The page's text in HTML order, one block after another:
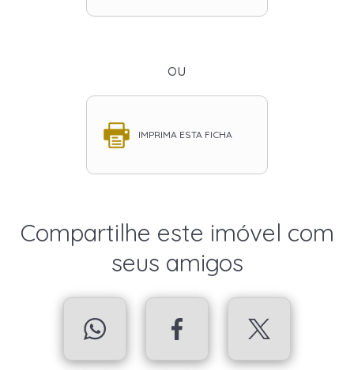
ou
IMPRIMA ESTA FICHA
Compartilhe este imóvel com
seus amigos